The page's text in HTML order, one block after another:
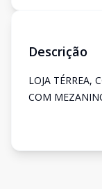
Descrição
LOJA TÉRREA,
COM